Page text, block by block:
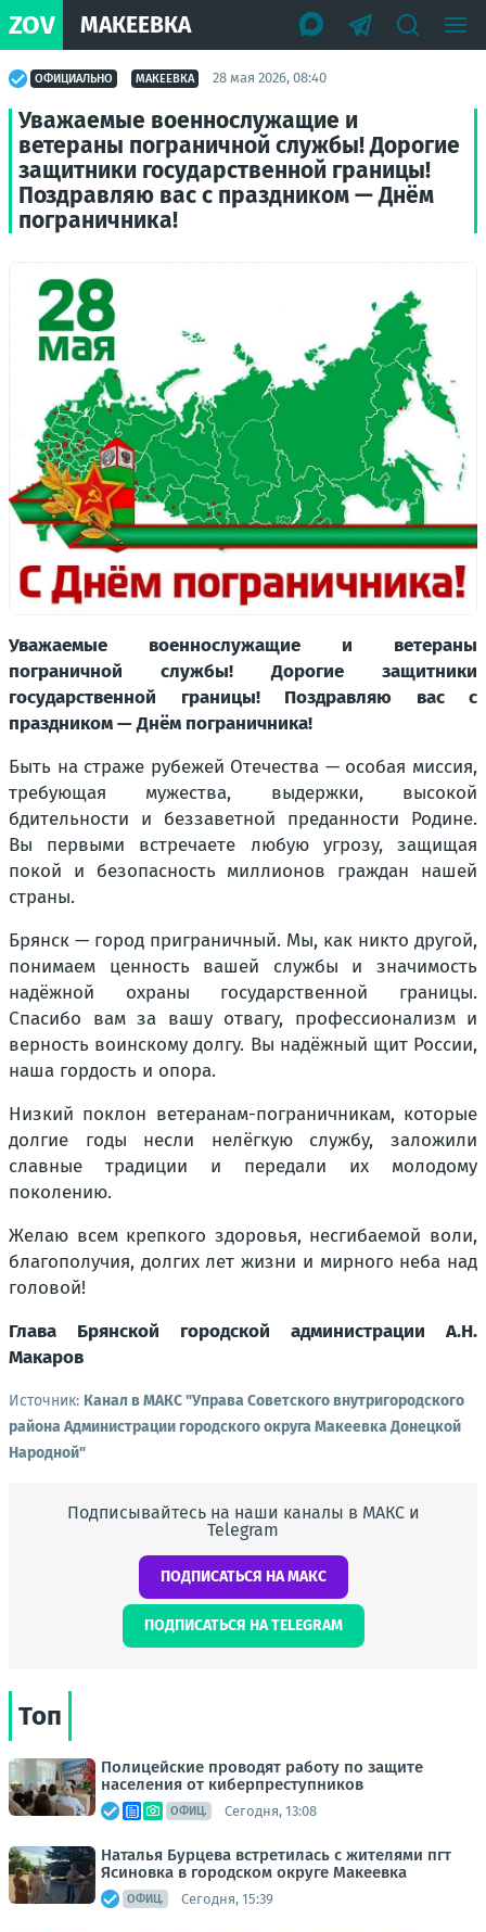
ZOV МАКЕЕВКА
ОФИЦИАЛЬНО МАКЕЕВКА 28 мая 2026, 08:40
Уважаемые военнослужащие и
ветераны пограничной службы! Дорогие
защитники государственной границы!
Поздравляю вас с праздником — Днём
пограничника!
Уважаемые военнослужащие и ветераны
пограничной службы! Дорогие защитники
государственной границы! Поздравляю вас с
праздником — Днём пограничника!
Быть на страже рубежей Отечества — особая миссия,
требующая мужества, выдержки, высокой
бдительности и беззаветной преданности Родине.
Вы первыми встречаете любую угрозу, защищая
покой и безопасность миллионов граждан нашей
страны.
Брянск — город приграничный. Мы, как никто другой,
понимаем ценность вашей службы и значимость
надёжной охраны государственной границы.
Спасибо вам за вашу отвагу, профессионализм и
верность воинскому долгу. Вы надёжный щит России,
наша гордость и опора.
Низкий поклон ветеранам-пограничникам, которые
долгие годы несли нелёгкую службу, заложили
славные традиции и передали их молодому
поколению.
Желаю всем крепкого здоровья, несгибаемой воли,
благополучия, долгих лет жизни и мирного неба над
головой!
Глава Брянской городской администрации А.Н.
Макаров
Источник: Канал в МАКС "Управа Советского внутригородского
района Администрации городского округа Макеевка Донецкой
Народной"
Подписывайтесь на наши каналы в МАКС и
Telegram
ПОДПИСАТЬСЯ НА МАКС
ПОДПИСАТЬСЯ НА TELEGRAM
Топ
Полицейские проводят работу по защите
населения от киберпреступников
ОФИЦ. Сегодня, 13:08
Наталья Бурцева встретилась с жителями пгт
Ясиновка в городском округе Макеевка
ОФИЦ. Сегодня, 15:39